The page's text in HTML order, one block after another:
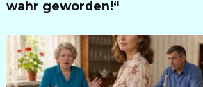
wahr geworden!“